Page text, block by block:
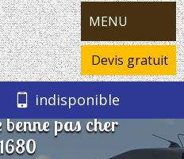
MENU
Devis gratuit
indisponible
pas cher